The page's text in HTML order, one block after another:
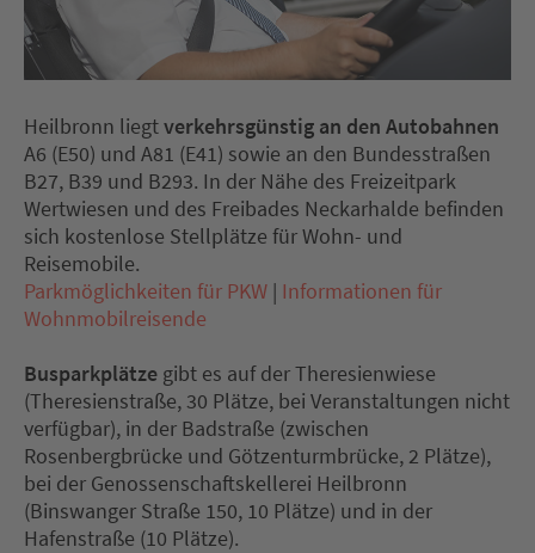
Heilbronn liegtverkehrsgünstig an den Autobahnen
A6 (E50) und A81 (E41) sowie an den Bundesstraßen
B27, B39 und B293. In der Nähe des Freizeitpark
Wertwiesen und des Freibades Neckarhalde befinden
sich kostenlose Stellplätze für Wohn- und
Reisemobile.
Parkmöglichkeiten für PKW | Informationen für
Wohnmobilreisende
Busparkplätze gibt es auf der Theresienwiese
(Theresienstraße, 30 Plätze, bei Veranstaltungen nicht
verfügbar), in der Badstraße (zwischen
Rosenbergbrücke und Götzenturmbrücke, 2 Plätze),
bei der Genossenschaftskellerei Heilbronn
(Binswanger Straße 150, 10 Plätze) und in der
Hafenstraße (10 Plätze).